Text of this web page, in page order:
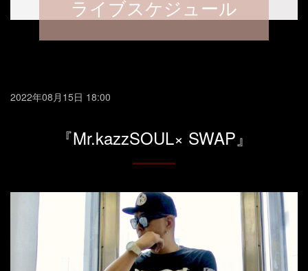
ライブスケジュール
2022年08月15日 18:00
『Mr.kazzSOUL× SWAP』